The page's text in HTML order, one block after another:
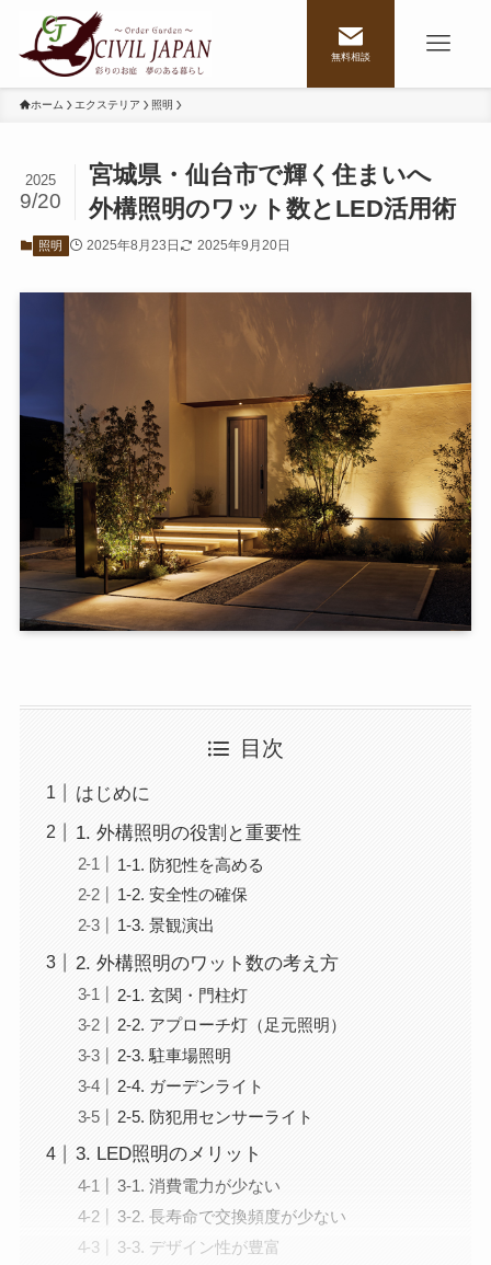
無料相談
ホーム エクステリア 照明
宮城県・仙台市で輝く住まいへ
外構照明のワット数とLED活用術
2025
9/20
照明 2025年8月23日 2025年9月20日
目次
はじめに
1. 外構照明の役割と重要性
1-1. 防犯性を高める
1-2. 安全性の確保
1-3. 景観演出
2. 外構照明のワット数の考え方
2-1. 玄関・門柱灯
2-2. アプローチ灯（足元照明）
2-3. 駐車場照明
2-4. ガーデンライト
2-5. 防犯用センサーライト
3. LED照明のメリット
3-1. 消費電力が少ない
3-2. 長寿命で交換頻度が少ない
3-3. デザイン性が豊富